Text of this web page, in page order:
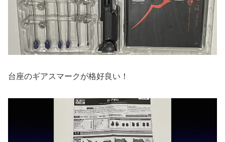
台座のギアスマークが格好良い！